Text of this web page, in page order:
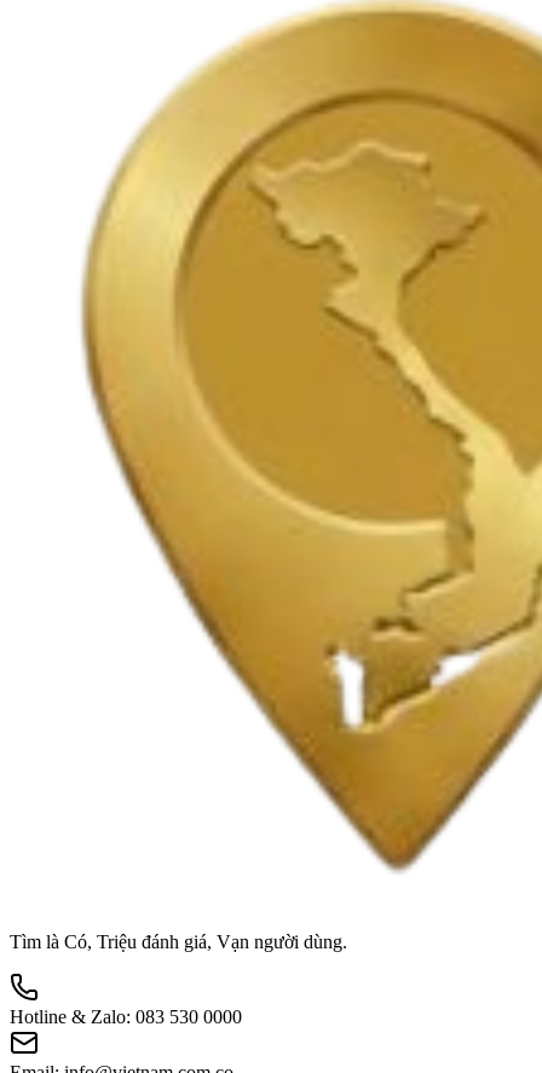
Tìm là Có, Triệu đánh giá, Vạn người dùng.
Hotline & Zalo: 083 530 0000